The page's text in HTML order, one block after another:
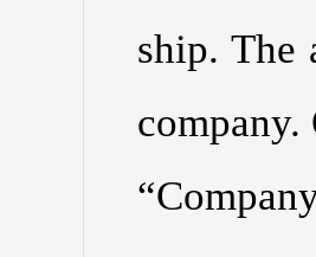
ship. The
company.